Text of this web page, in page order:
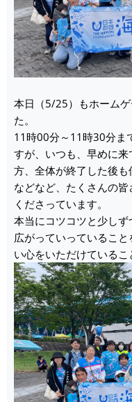
本日（5/25）もホーム
た。
11時00分～11時30分ま
すが、いつも、早めに
方、全体が終了した後も
などなど、たくさんの
くださっています。
本当にコツコツと少し
広がっていっているこ
い心をいただけているこ